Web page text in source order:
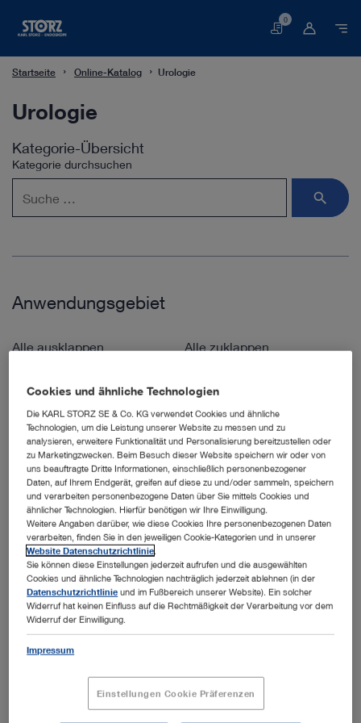
Warenkorb
0
Startseite Online-Katalog Urologie
Urologie
Kategorie-Übersicht
Kategorie durchsuchen
Anwendungsgebiet
Alle ausklappen Alle zuklappen
Harnröhre
Stenosen und Strikturen
Übersicht öffnen
Blase
Cystoskopie
Transurethrale Resektion (TUR-B)
Blasenstein Lithotripsie
Behandlung von Harninkontinenz
Biopsie
Übersicht öffnen
Prostata
Transurethrale Resektion (TUR-P)
Transurethrale Inzision (TUIP)
Vaporisation
Endoskopische Enukleation der Prostata (EEP)
Instrumentarium zur Verwendung mit UroLift®
Übersicht öffnen
Harnleiter
Ureteroskopie für Urolithiasis (URS)
Ureteroskopie für Urothelkarzinom des oberen Traktes
(UTUC)
Harnleiter Striktur Behandlung
Übersicht öffnen
Niere
Ureterorenoskopie für Urolithiasis (URS / RIRS)
Ureterorenoskopie für Urothelkarzinom des oberen
Traktes (UTUC)
Minimal Invasive Perkutane Nephrolithotomie (MIP)
Laparoskopie in der Urologie
Grundausstattung
Übersicht öffnen
Produktkategorie
Cookies und ähnliche Technologien
Die KARL STORZ SE & Co. KG verwendet Cookies und ähnliche
Technologien, um die Leistung unserer Website zu messen und zu
analysieren, erweitere Funktionalität und Personalisierung bereitzustellen oder
zu Marketingzwecken. Beim Besuch dieser Website speichern wir oder von
uns beauftragte Dritte Informationen, einschließlich personenbezogener
Daten, auf Ihrem Endgerät, greifen auf diese zu und/oder sammeln, speichern
und verarbeiten personenbezogene Daten über Sie mittels Cookies und
ähnlicher Technologien. Hierfür benötigen wir Ihre Einwilligung.
Weitere Angaben darüber, wie diese Cookies Ihre personenbezogenen Daten
verarbeiten, finden Sie in den jeweiligen Cookie-Kategorien und in unserer
Website Datenschutzrichtlinie
Sie können diese Einstellungen jederzeit aufrufen und die ausgewählten
Cookies und ähnliche Technologien nachträglich jederzeit ablehnen (in der
Datenschutzrichtlinie und im Fußbereich unserer Website). Ein solcher
Widerruf hat keinen Einfluss auf die Rechtmäßigkeit der Verarbeitung vor dem
Widerruf der Einwilligung.
Impressum
Einstellungen Cookie Präferenzen